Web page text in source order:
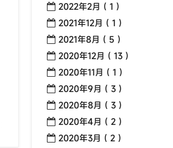
2022年2月 ( 1 )
2021年12月 ( 1 )
2021年8月 ( 5 )
2020年12月 ( 13 )
2020年11月 ( 1 )
2020年9月 ( 3 )
2020年8月 ( 3 )
2020年4月 ( 2 )
2020年3月 ( 2 )